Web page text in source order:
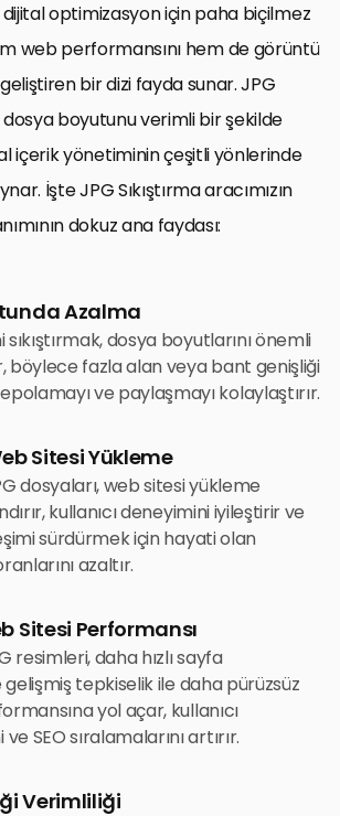
dijital optimizasyon için paha biçilmez
web performansını hem de görüntü
bir dizi fayda sunar. JPG
boyutunu verimli bir şekilde
içerik yönetiminin çeşitli yönlerinde
İşte JPG Sıkıştırma aracımızın
dokuz ana faydası:
Azalma
dosya boyutlarını önemli
böylece fazla alan veya bant genişliği
ve paylaşmayı kolaylaştırır.
Sitesi Yükleme
dosyaları, web sitesi yükleme
kullanıcı deneyimini iyileştirir ve
sürdürmek için hayati olan
azaltır.
Sitesi Performansı
resimleri, daha hızlı sayfa
tepkiselik ile daha pürüzsüz
yol açar, kullanıcı
SEO sıralamalarını artırır.
Verimliliği